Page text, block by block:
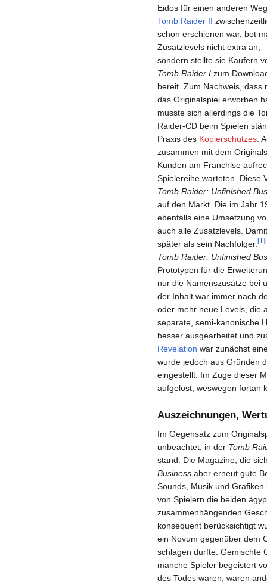
Eidos für einen anderen
Tomb Raider II
schon erschienen war, bot
Zusatzlevels nicht extra an,
sondern stellte sie Käufern
Tomb Raider I zum
bereit. Zum Nachweis, dass
das Originalspiel erworben
musste sich allerdings die
Raider-CD beim Spielen
Praxis des Kopierschutzes .
zusammen mit dem
Kunden am Franchise
Spielereihe warteten. Diese
Tomb Raider: Unfinished
auf den Markt. Die im Jahr
ebenfalls eine Umsetzung
auch alle Zusatzlevels.
später als sein Nachfolger. [1 ] [
Tomb Raider: Unfinished
Prototypen für die
nur die Namenszusätze bei
der Inhalt war immer nach
oder mehr neue Levels, die
separate, semi-kanonische
besser ausgearbeitet und
Revelation war zunächst
wurde jedoch aus Gründen
eingestellt. Im Zuge dieser
aufgelöst, weswegen fortan
Auszeichnungen,
Im Gegensatz zum
unbeachtet, in der Tomb
stand. Die Magazine, die
Business aber erneut gute
Sounds, Musik und
von Spielern die beiden
zusammenhängenden
konsequent berücksichtigt
ein Novum gegenüber dem
schlagen durfte. Gemischte
manche Spieler begeistert
des Todes waren, waren